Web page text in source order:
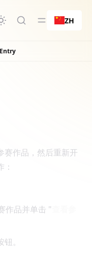
ZH
赛作品，然后重新开
作品并单击 "
钮。